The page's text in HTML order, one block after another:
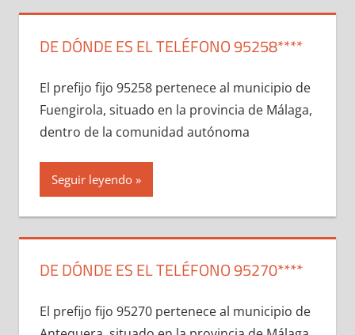
DE DÓNDE ES EL TELÉFONO 95258****
El prefijo fijo 95258 pertenece al municipio dе
Fuengirola, situado en la provincia dе Málaga,
dentro dе la comunidad autónoma
Seguir leyendo
DE DÓNDE ES EL TELÉFONO 95270****
El prefijo fijo 95270 pertenece al municipio dе